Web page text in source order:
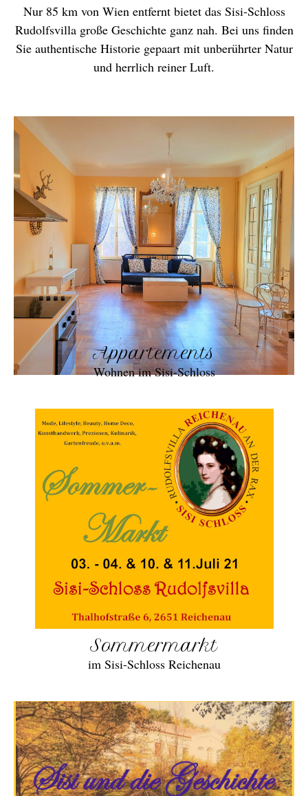
Nur 85 km von Wien entfernt bietet das Sisi-Schloss
Rudolfsvilla große Geschichte ganz nah. Bei uns finden
Sie authentische Historie gepaart mit unberührter Natur
und herrlich reiner Luft.
Appartements
Wohnen im Sisi-Schloss
Sommermarkt
im Sisi-Schloss Reichenau